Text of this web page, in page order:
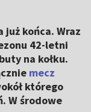
już końca. Wraz
42-letni
na kołku.
mecz
którego
W środowe